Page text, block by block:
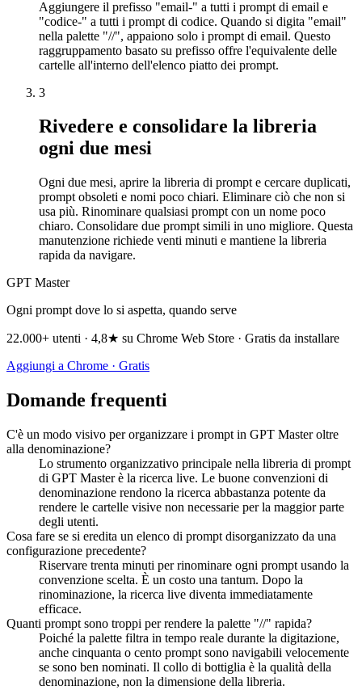
Aggiungere il prefisso "email-" a tutti i prompt di email e
"codice-" a tutti i prompt di codice. Quando si digita "email"
nella palette "//", appaiono solo i prompt di email. Questo
raggruppamento basato su prefisso offre l'equivalente delle
cartelle all'interno dell'elenco piatto dei prompt.
3
Rivedere e consolidare la libreria
ogni due mesi
Ogni due mesi, aprire la libreria di prompt e cercare duplicati,
prompt obsoleti e nomi poco chiari. Eliminare ciò che non si
usa più. Rinominare qualsiasi prompt con un nome poco
chiaro. Consolidare due prompt simili in uno migliore. Questa
manutenzione richiede venti minuti e mantiene la libreria
rapida da navigare.
GPT Master
Ogni prompt dove lo si aspetta, quando serve
22.000+ utenti · 4,8★ su Chrome Web Store · Gratis da installare
Aggiungi a Chrome · Gratis
Domande frequenti
C'è un modo visivo per organizzare i prompt in GPT Master oltre
alla denominazione?
Lo strumento organizzativo principale nella libreria di prompt
di GPT Master è la ricerca live. Le buone convenzioni di
denominazione rendono la ricerca abbastanza potente da
rendere le cartelle visive non necessarie per la maggior parte
degli utenti.
Cosa fare se si eredita un elenco di prompt disorganizzato da una
configurazione precedente?
Riservare trenta minuti per rinominare ogni prompt usando la
convenzione scelta. È un costo una tantum. Dopo la
rinominazione, la ricerca live diventa immediatamente
efficace.
Quanti prompt sono troppi per rendere la palette "//" rapida?
Poiché la palette filtra in tempo reale durante la digitazione,
anche cinquanta o cento prompt sono navigabili velocemente
se sono ben nominati. Il collo di bottiglia è la qualità della
denominazione, non la dimensione della libreria.